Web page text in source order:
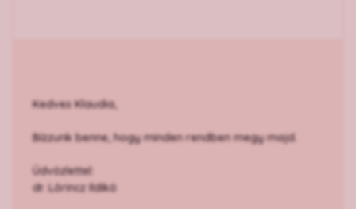
Kedves Klaudia,
Bízzunk benne, hogy minden rendben megy majd.
Üdvözlettel:
dr. Lőrincz Ildikó